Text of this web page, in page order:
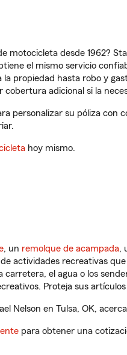
motocicleta desde 1962?
el mismo servicio
la propiedad hasta robo y
cobertura adicional si la
personalizar su póliza
hoy mismo.
, un remolque de acampada,
actividades recreativas
el agua o los
Proteja sus
Nelson en Tulsa, OK,
para obtener una